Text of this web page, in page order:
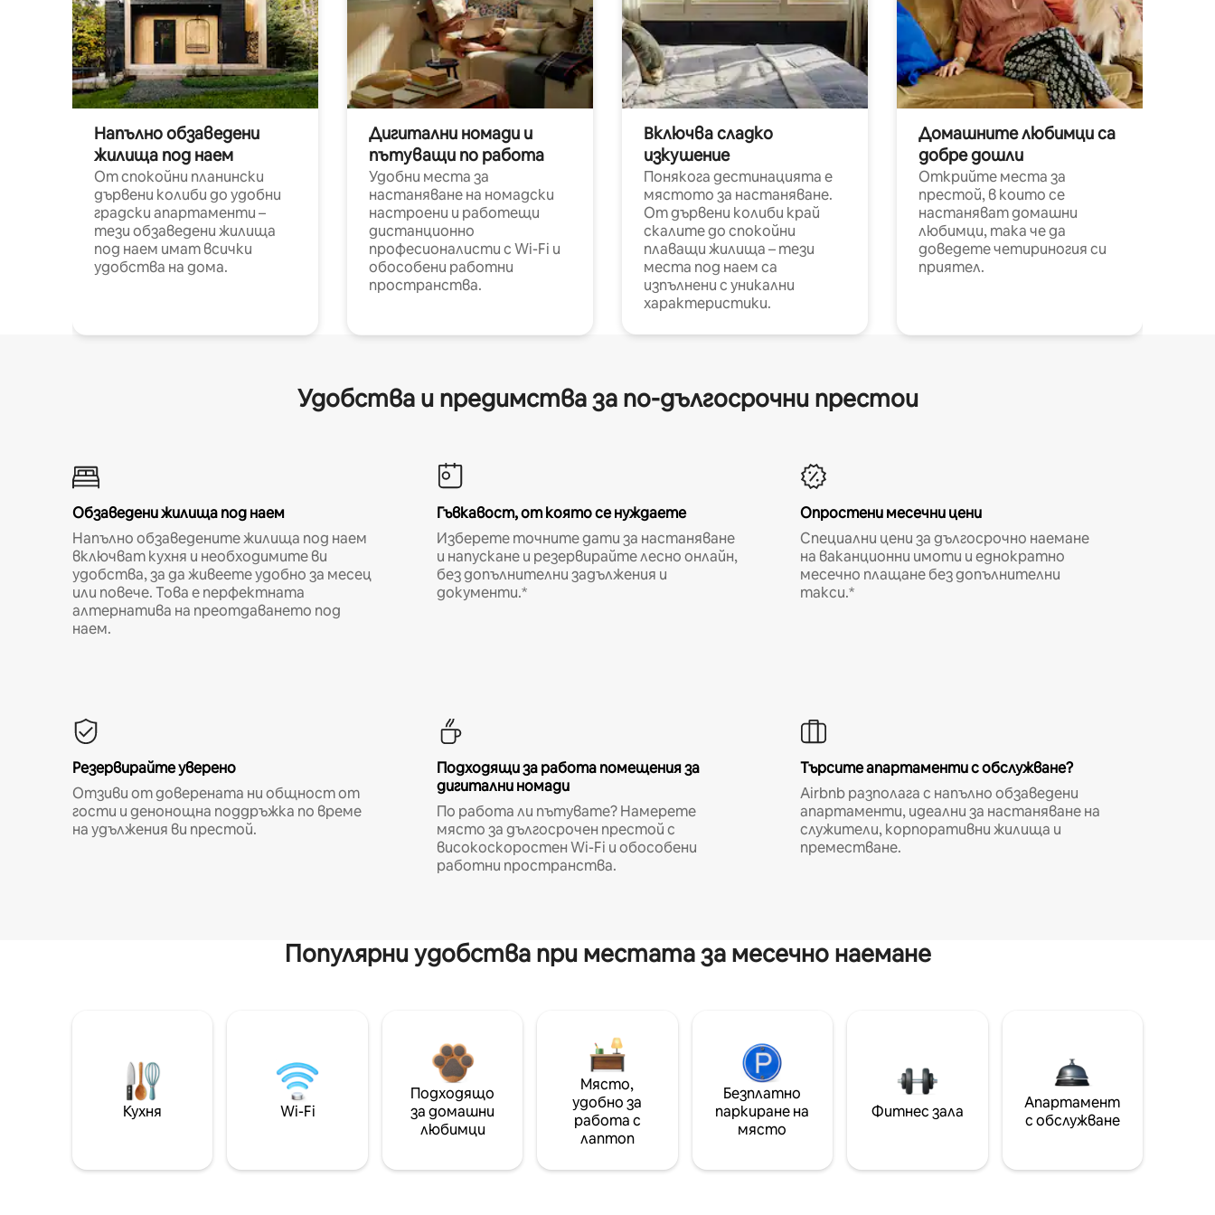
Напълно обзаведени
жилища под наем
От спокойни планински
дървени колиби до удобни
градски апартаменти –
тези обзаведени жилища
под наем имат всички
удобства на дома.
Дигитални номади и
пътуващи по работа
Удобни места за
настаняване на номадски
настроени и работещи
дистанционно
професионалисти с Wi-Fi и
обособени работни
пространства.
Включва сладко
изкушение
Понякога дестинацията е
мястото за настаняване.
От дървени колиби край
скалите до спокойни
плаващи жилища – тези
места под наем са
изпълнени с уникални
характеристики.
Домашните любимци са
добре дошли
Открийте места за
престой, в които се
настаняват домашни
любимци, така че да
доведете четириногия си
приятел.
Удобства и предимства за по-дългосрочни престои
Обзаведени жилища под наем
Напълно обзаведените жилища под наем
включват кухня и необходимите ви
удобства, за да живеете удобно за месец
или повече. Това е перфектната
алтернатива на преотдаването под
наем.
Гъвкавост, от която се нуждаете
Изберете точните дати за настаняване
и напускане и резервирайте лесно онлайн,
без допълнителни задължения и
документи.*
Опростени месечни цени
Специални цени за дългосрочно наемане
на ваканционни имоти и еднократно
месечно плащане без допълнителни
такси.*
Резервирайте уверено
Отзиви от доверената ни общност от
гости и денонощна поддръжка по време
на удължения ви престой.
Подходящи за работа помещения за
дигитални номади
По работа ли пътувате? Намерете
място за дългосрочен престой с
високоскоростен Wi-Fi и обособени
работни пространства.
Търсите апартаменти с обслужване?
Airbnb разполага с напълно обзаведени
апартаменти, идеални за настаняване на
служители, корпоративни жилища и
преместване.
Популярни удобства при местата за месечно наемане
Кухня Wi-Fi
Подходящо
за домашни
любимци
Място,
удобно за
работа с
лаптоп
Безплатно
паркиране на
място
Фитнес зала
Апартамент
с обслужване